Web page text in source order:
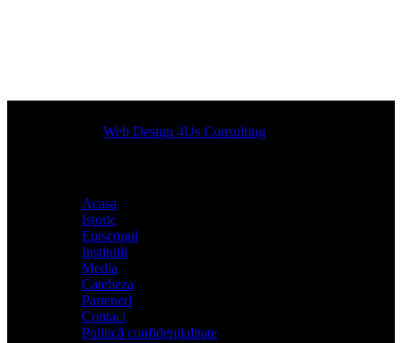
Designed byWeb Design 4Us Consulting
Acasa
Istoric
Episcopul
Institutii
Media
Cateheza
Parteneri
Contact
Politică confidențialitate